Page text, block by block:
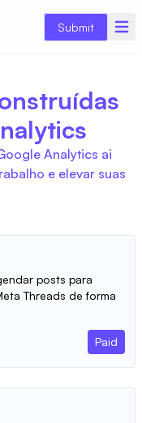
Submit
Analytics ai
e elevar suas
posts para
Threads de forma
Paid